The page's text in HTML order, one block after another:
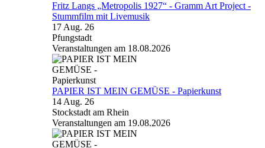
Fritz Langs „Metropolis 1927“ - Gramm Art Project -
Stummfilm mit Livemusik
17 Aug. 26
Pfungstadt
Veranstaltungen am 18.08.2026
PAPIER IST MEIN GEMÜSE - Papierkunst
14 Aug. 26
Stockstadt am Rhein
Veranstaltungen am 19.08.2026